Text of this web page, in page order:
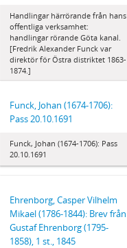
Handlingar härrörande från hans
offentliga verksamhet:
handlingar rörande Göta kanal.
[Fredrik Alexander Funck var
direktör för Östra distriktet 1863-
1874.]
Funck, Johan (1674-1706):
Pass 20.10.1691
Funck, Johan (1674-1706): Pass
20.10.1691
Ehrenborg, Casper Vilhelm
Mikael (1786-1844): Brev från
Gustaf Ehrenborg (1795-
1858), 1 st., 1845